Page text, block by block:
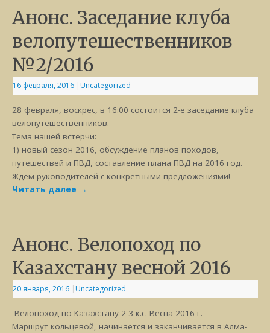
Анонс. Заседание клуба
велопутешественников
№2/2016
16 февраля, 2016 | Uncategorized
28 февраля, воскрес, в 16:00 состоится 2-е заседание клуба
велопутешественников.
Тема нашей встерчи:
1) новый сезон 2016, обсуждение планов походов,
путешествей и ПВД, составление плана ПВД на 2016 год.
Ждем руководителей с конкретными предложениями!
Читать далее →
Анонс. Велопоход по
Казахстану весной 2016
20 января, 2016 | Uncategorized
Велопоход по Казахстану 2-3 к.с. Весна 2016 г.
Маршрут кольцевой, начинается и заканчивается в Алма-